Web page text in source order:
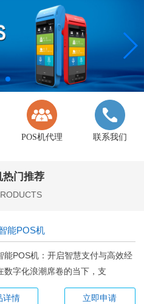
POS机代理 联系我们
热门推荐
能POS机
能POS机：开启智慧支付与高效经
数字化浪潮席卷的当下，支
立即申请
详情